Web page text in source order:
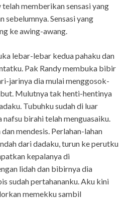
telah memberikan sensasi yang
sebelumnya. Sensasi yang
ke awing-awang.
lebar-lebar kedua pahaku dan
Pak Randy membuka bibir
jarinya dia mulai menggosok-
Mulutnya tak henti-hentinya
Tubuhku sudah di luar
birahi telah menguasaiku.
mendesis. Perlahan-lahan
dari dadaku, turun ke perutku
kepalanya di
lidah dan bibirnya dia
sudah pertahananku. Aku kini
memekku sambil